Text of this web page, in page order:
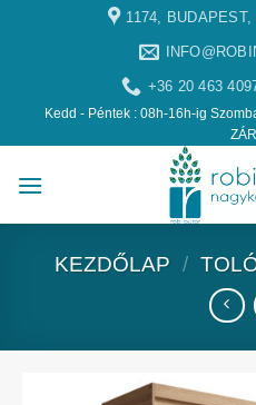
1174,
+36 20 463
Kedd - Péntek : 08h-16h-ig
KEZDŐLAP /